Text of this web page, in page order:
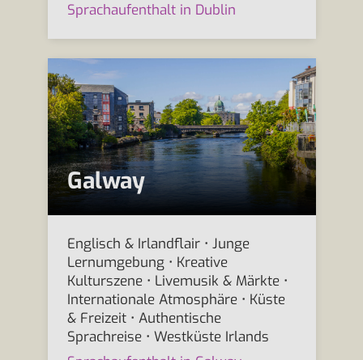
Sprachaufenthalt in Dublin
Galway
Englisch & Irlandflair • Junge
Lernumgebung • Kreative
Kulturszene • Livemusik & Märkte •
Internationale Atmosphäre • Küste
& Freizeit • Authentische
Sprachreise • Westküste Irlands